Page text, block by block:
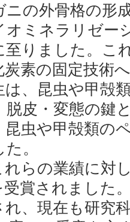
ニの外骨格の形
オミネラリゼー
りました。こ
炭素の固定技術
は、昆虫や甲殻
脱皮・変態の鍵
昆虫や甲殻類の
。
らの業績に対
賞されました
、現在も研究